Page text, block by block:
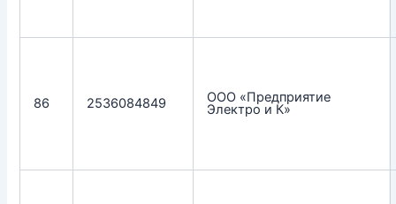
86 2536084849 ООО «Предприятие
Электро и К»